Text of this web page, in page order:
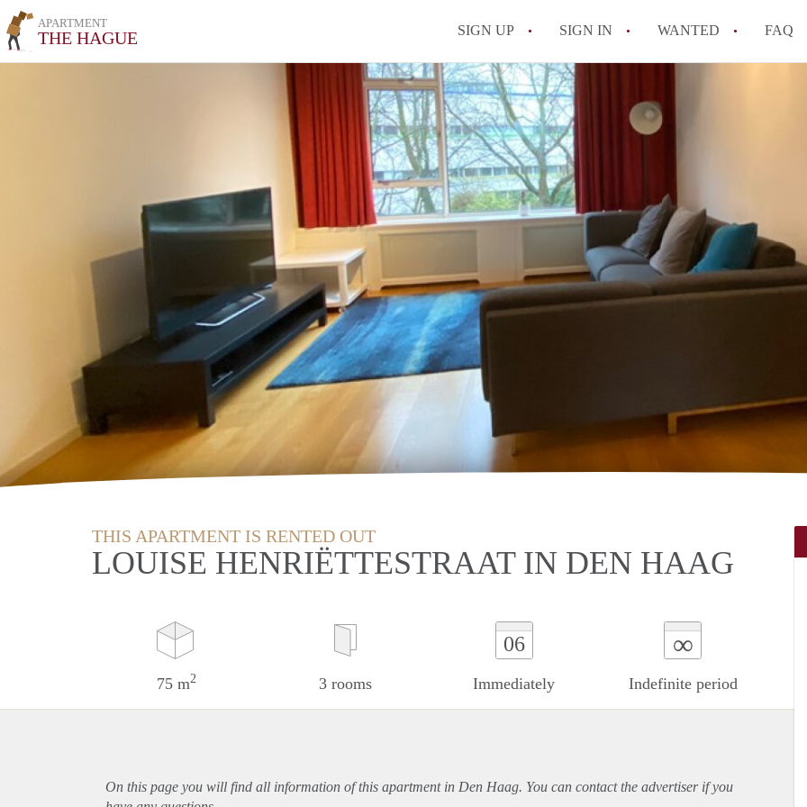
APARTMENT
THE HAGUE SIGN UP SIGN IN WANTED FAQ
THIS APARTMENT IS RENTED OUT
LOUISE HENRIËTTESTRAAT IN DEN HAAG
75 m2 3 rooms
06
Immediately
∞
Indefinite period
On this page you will find all information of this apartmentin Den Haag. You can contact the advertiser if you